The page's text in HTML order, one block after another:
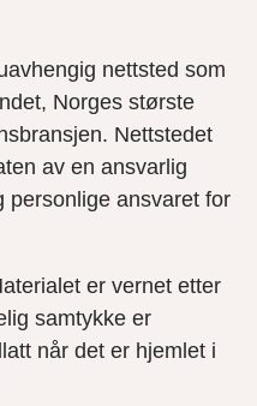
nettsted som
Norges største
Nettstedet
av en ansvarlig
personlige ansvaret for
er vernet etter
samtykke er
når det er hjemlet i